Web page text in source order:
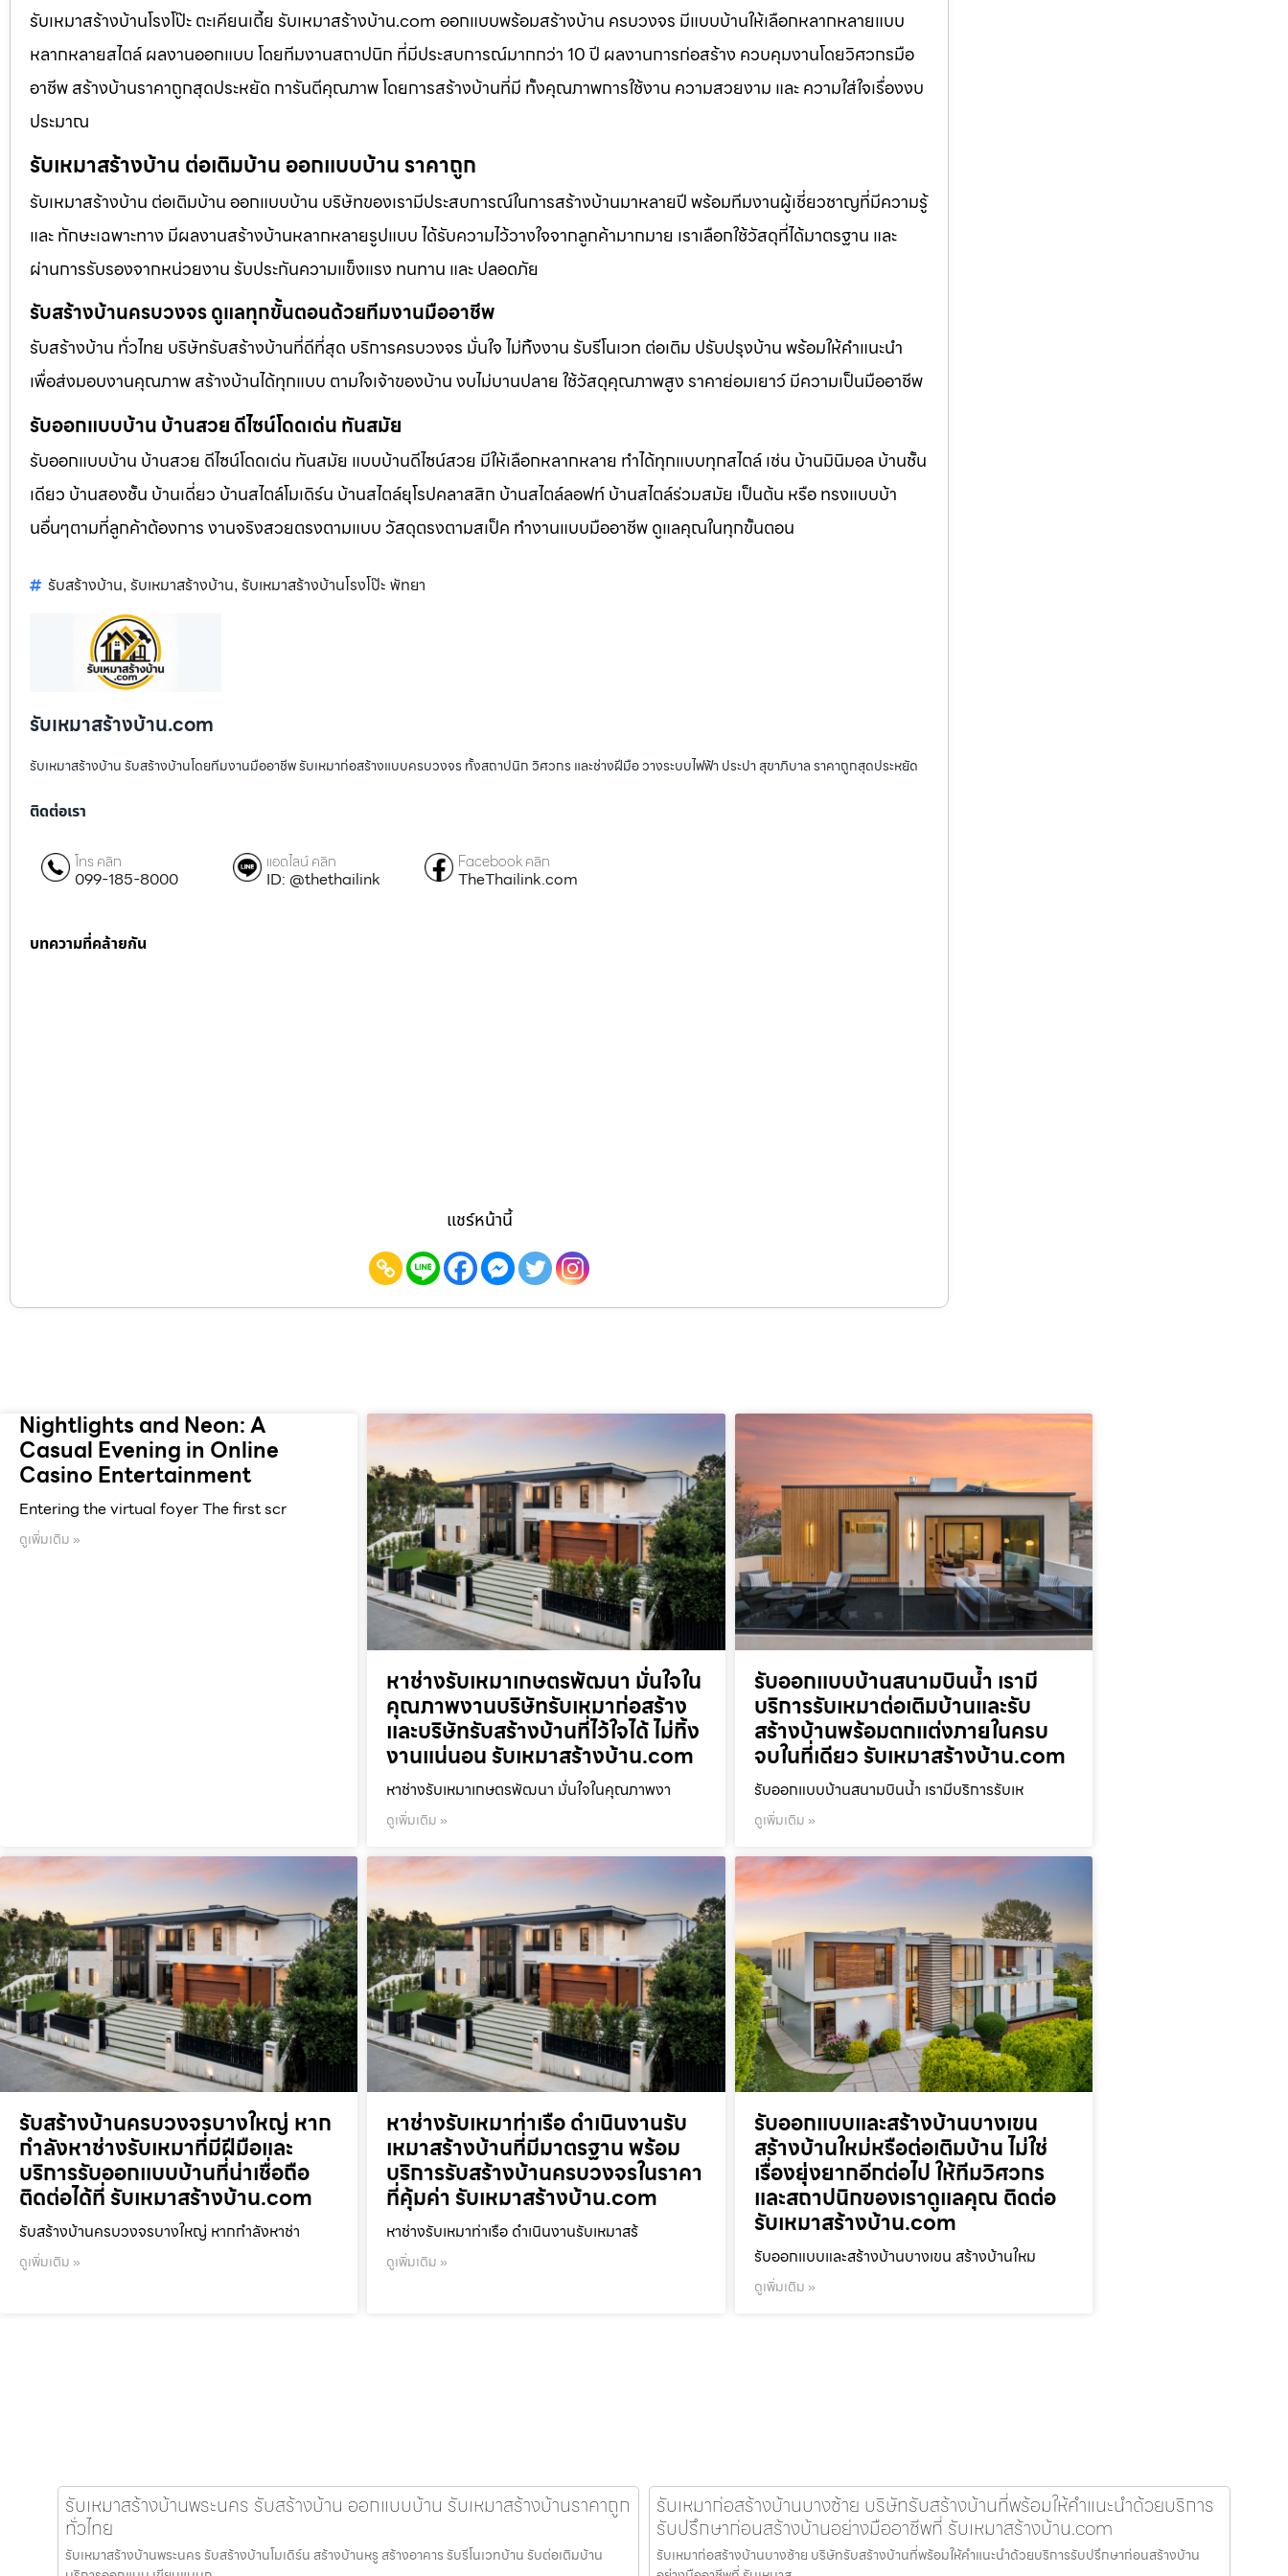
รับเหมาสร้างบ้านโรงโป๊ะ ตะเคียนเตี้ย รับเหมาสร้างบ้าน.com ออกแบบพร้อมสร้างบ้าน ครบวงจร มีแบบบ้านให้เลือกหลากหลายแบบ
หลากหลายสไตล์ ผลงานออกแบบ โดยทีมงานสถาปนิก ที่มีประสบการณ์มากกว่า 10 ปี ผลงานการก่อสร้าง ควบคุมงานโดยวิศวกรมือ
อาชีพ สร้างบ้านราคาถูกสุดประหยัด การันตีคุณภาพ โดยการสร้างบ้านที่มี ทั้งคุณภาพการใช้งาน ความสวยงาม และ ความใส่ใจเรื่องงบ
ประมาณ
รับเหมาสร้างบ้าน ต่อเติมบ้าน ออกแบบบ้าน ราคาถูก
รับเหมาสร้างบ้าน ต่อเติมบ้าน ออกแบบบ้าน บริษัทของเรามีประสบการณ์ในการสร้างบ้านมาหลายปี พร้อมทีมงานผู้เชี่ยวชาญที่มีความรู้
และ ทักษะเฉพาะทาง มีผลงานสร้างบ้านหลากหลายรูปแบบ ได้รับความไว้วางใจจากลูกค้ามากมาย เราเลือกใช้วัสดุที่ได้มาตรฐาน และ
ผ่านการรับรองจากหน่วยงาน รับประกันความแข็งแรง ทนทาน และ ปลอดภัย
รับสร้างบ้านครบวงจร ดูแลทุกขั้นตอนด้วยทีมงานมืออาชีพ
รับสร้างบ้าน ทั่วไทย บริษัทรับสร้างบ้านที่ดีที่สุด บริการครบวงจร มั่นใจ ไม่ทิ้งงาน รับรีโนเวท ต่อเติม ปรับปรุงบ้าน พร้อมให้คำแนะนำ
เพื่อส่งมอบงานคุณภาพ สร้างบ้านได้ทุกแบบ ตามใจเจ้าของบ้าน งบไม่บานปลาย ใช้วัสดุคุณภาพสูง ราคาย่อมเยาว์ มีความเป็นมืออาชีพ
รับออกแบบบ้าน บ้านสวย ดีไซน์โดดเด่น ทันสมัย
รับออกแบบบ้าน บ้านสวย ดีไซน์โดดเด่น ทันสมัย แบบบ้านดีไซน์สวย มีให้เลือกหลากหลาย ทำได้ทุกแบบทุกสไตล์ เช่น บ้านมินิมอล บ้านชั้น
เดียว บ้านสองชั้น บ้านเดี่ยว บ้านสไตล์โมเดิร์น บ้านสไตล์ยุโรปคลาสสิก บ้านสไตล์ลอฟท์ บ้านสไตล์ร่วมสมัย เป็นต้น หรือ ทรงแบบบ้า
นอื่นๆตามที่ลูกค้าต้องการ งานจริงสวยตรงตามแบบ วัสดุตรงตามสเป็ค ทำงานแบบมืออาชีพ ดูแลคุณในทุกขั้นตอน
รับสร้างบ้าน, รับเหมาสร้างบ้าน, รับเหมาสร้างบ้านโรงโป๊ะ พัทยา
รับเหมาสร้างบ้าน.com
รับเหมาสร้างบ้าน รับสร้างบ้านโดยทีมงานมืออาชีพ รับเหมาก่อสร้างแบบครบวงจร ทั้งสถาปนิก วิศวกร และช่างฝีมือ วางระบบไฟฟ้า ประปา สุขาภิบาล ราคาถูกสุดประหยัด
ติดต่อเรา
โทร คลิก
099-185-8000
แอดไลน์ คลิก
ID: @thethailink
Facebook คลิก
TheThailink.com
บทความที่คล้ายกัน
แชร์หน้านี้
Nightlights and Neon: A
Casual Evening in Online
Casino Entertainment
Entering the virtual foyer The first scr
ดูเพิ่มเติม »
หาช่างรับเหมาเกษตรพัฒนา มั่นใจใน
คุณภาพงานบริษัทรับเหมาก่อสร้าง
และบริษัทรับสร้างบ้านที่ไว้ใจได้ ไม่ทิ้ง
งานแน่นอน รับเหมาสร้างบ้าน.com
หาช่างรับเหมาเกษตรพัฒนา มั่นใจในคุณภาพงา
ดูเพิ่มเติม »
รับออกแบบบ้านสนามบินน้ำ เรามี
บริการรับเหมาต่อเติมบ้านและรับ
สร้างบ้านพร้อมตกแต่งภายในครบ
จบในที่เดียว รับเหมาสร้างบ้าน.com
รับออกแบบบ้านสนามบินน้ำ เรามีบริการรับเห
ดูเพิ่มเติม »
รับสร้างบ้านครบวงจรบางใหญ่ หาก
กำลังหาช่างรับเหมาที่มีฝีมือและ
บริการรับออกแบบบ้านที่น่าเชื่อถือ
ติดต่อได้ที่ รับเหมาสร้างบ้าน.com
รับสร้างบ้านครบวงจรบางใหญ่ หากกำลังหาช่า
ดูเพิ่มเติม »
หาช่างรับเหมาท่าเรือ ดำเนินงานรับ
เหมาสร้างบ้านที่มีมาตรฐาน พร้อม
บริการรับสร้างบ้านครบวงจรในราคา
ที่คุ้มค่า รับเหมาสร้างบ้าน.com
หาช่างรับเหมาท่าเรือ ดำเนินงานรับเหมาสร้
ดูเพิ่มเติม »
รับออกแบบและสร้างบ้านบางเขน
สร้างบ้านใหม่หรือต่อเติมบ้าน ไม่ใช่
เรื่องยุ่งยากอีกต่อไป ให้ทีมวิศวกร
และสถาปนิกของเราดูแลคุณ ติดต่อ
รับเหมาสร้างบ้าน.com
รับออกแบบและสร้างบ้านบางเขน สร้างบ้านใหม
ดูเพิ่มเติม »
รับเหมาสร้างบ้านพระนคร รับสร้างบ้าน ออกแบบบ้าน รับเหมาสร้างบ้านราคาถูก
ทั่วไทย
รับเหมาสร้างบ้านพระนคร รับสร้างบ้านโมเดิร์น สร้างบ้านหรู สร้างอาคาร รับรีโนเวทบ้าน รับต่อเติมบ้าน
รับเหมาก่อสร้างบ้านบางซ้าย บริษัทรับสร้างบ้านที่พร้อมให้คำแนะนำด้วยบริการ
รับปรึกษาก่อนสร้างบ้านอย่างมืออาชีพที่ รับเหมาสร้างบ้าน.com
รับเหมาก่อสร้างบ้านบางซ้าย บริษัทรับสร้างบ้านที่พร้อมให้คำแนะนำด้วยบริการรับปรึกษาก่อนสร้างบ้าน